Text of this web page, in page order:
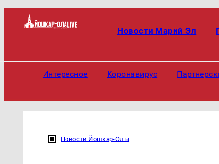
Новости Марий Эл
Интересное Коронавирус
Новости Йошкар-Олы